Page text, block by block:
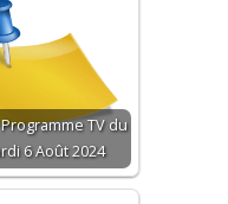
TV du
6 Août 2024